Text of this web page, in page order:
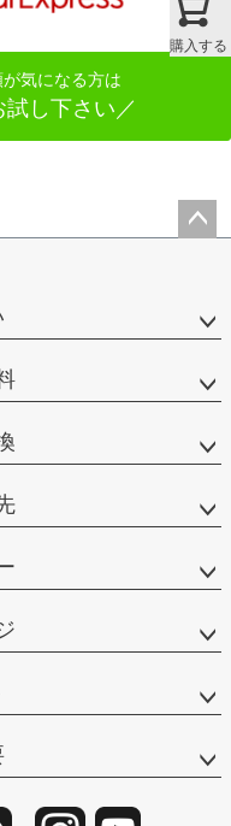
購入する
気になる方は
し下さい／